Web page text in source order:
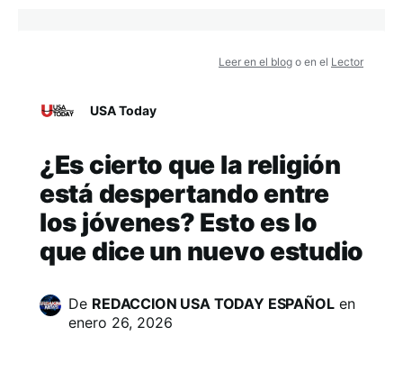
Leer en el blog o en el Lector
USA Today
¿Es cierto que la religión
está despertando entre
los jóvenes? Esto es lo
que dice un nuevo estudio
De REDACCION USA TODAY ESPAÑOLen
enero 26, 2026